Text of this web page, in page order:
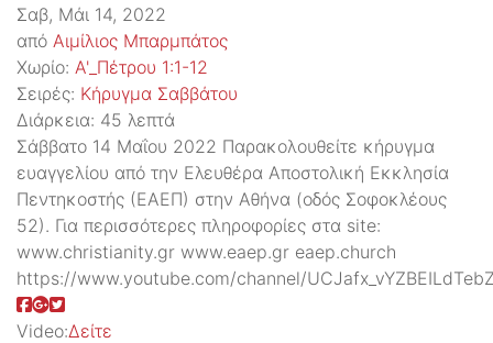
Σαβ, Μάι 14, 2022
από Αιμίλιος Μπαρμπάτος
Χωρίο: Α'_Πέτρου 1:1-12
Σειρές: Kήρυγμα Σαββάτου
Διάρκεια: 45 λεπτά
Σάββατο 14 Μαΐου 2022 Παρακολουθείτε κήρυγμα
ευαγγελίου από την Ελευθέρα Αποστολική Εκκλησία
Πεντηκοστής (ΕΑΕΠ) στην Αθήνα (οδός Σοφοκλέους
52). Για περισσότερες πληροφορίες στα site:
www.christianity.gr www.eaep.gr eaep.church
https://www.youtube.com/channel/
Video:Δείτε